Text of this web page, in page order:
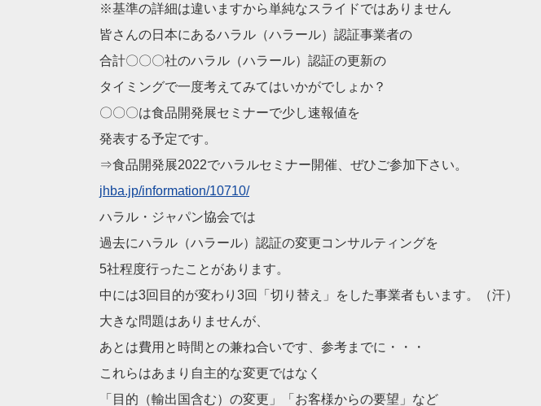
※基準の詳細は違いますから単純なスライドではありません
皆さんの日本にあるハラル（ハラール）認証事業者の
合計〇〇〇社のハラル（ハラール）認証の更新の
タイミングで一度考えてみてはいかがでしょか？
〇〇〇は食品開発展セミナーで少し速報値を
発表する予定です。
⇒食品開発展2022でハラルセミナー開催、ぜひご参加下さい。
jhba.jp/information/10710/
ハラル・ジャパン協会では
過去にハラル（ハラール）認証の変更コンサルティングを
5社程度行ったことがあります。
中には3回目的が変わり3回「切り替え」をした事業者もいます。
（汗）
大きな問題はありませんが、
あとは費用と時間との兼ね合いです、参考までに・・・
これらはあまり自主的な変更ではなく
「目的（輸出国含む）の変更」「お客様からの要望」など